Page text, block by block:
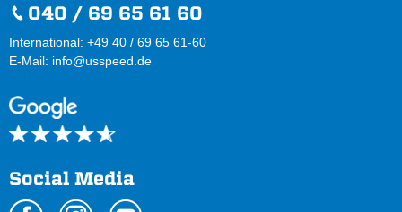
040 / 69 65 61 60
International: +49 40 / 69 65 61-60
E-Mail: info@usspeed.de
Social Media